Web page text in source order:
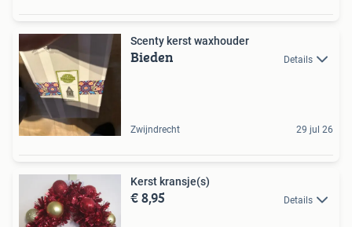
Scenty kerst waxhouder
Bieden Details
Zwijndrecht 29 jul 26
Kerst kransje(s)
€ 8,95 Details